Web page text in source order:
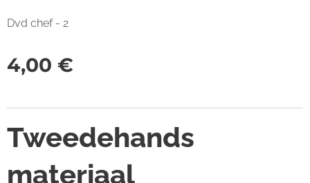
Dvd chef - 2
4,00 €
Tweedehands
materiaal